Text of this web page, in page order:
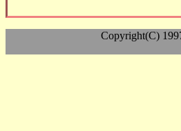
Copyright(C)